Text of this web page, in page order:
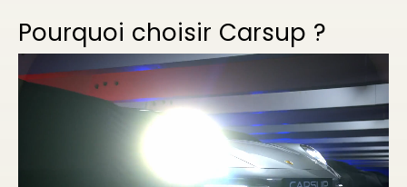
Pourquoi choisir Carsup ?